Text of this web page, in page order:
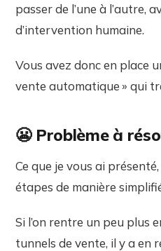
passer de l’une à l’autre,
d’intervention humaine.
Vous avez donc en place
vente automatique » qui
😬 Problème à
Ce que je vous ai
étapes de manière
Si l’on rentre un peu plus
tunnels de vente, il y a en